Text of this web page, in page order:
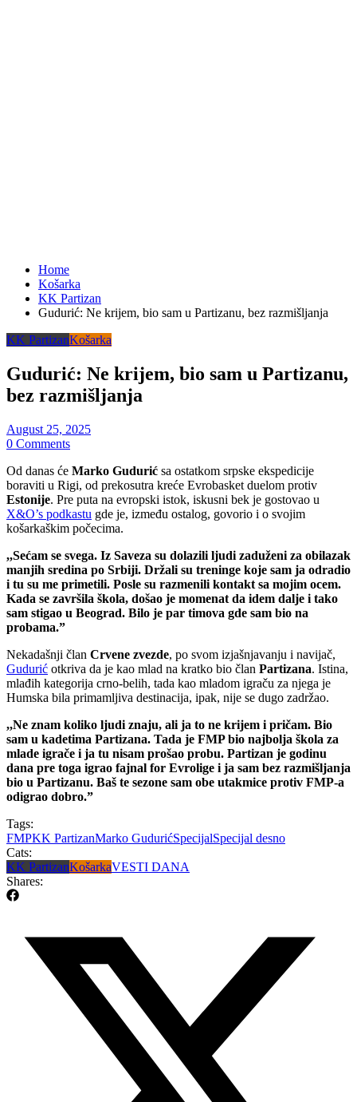
Home
Košarka
KK Partizan
Gudurić: Ne krijem, bio sam u Partizanu, bez razmišljanja
KK PartizanKošarka
Gudurić: Ne krijem, bio sam u Partizanu,
bez razmišljanja
August 25, 2025
0 Comments
Od danas će Marko Gudurić sa ostatkom srpske ekspedicije
boraviti u Rigi, od prekosutra kreće Evrobasket duelom protiv
Estonije. Pre puta na evropski istok, iskusni bek je gostovao u
X&O’s podkastu gde je, između ostalog, govorio i o svojim
košarkaškim počecima.
,,Sećam se svega. Iz Saveza su dolazili ljudi zaduženi za obilazak
manjih sredina po Srbiji. Držali su treninge koje sam ja odradio
i tu su me primetili. Posle su razmenili kontakt sa mojim ocem.
Kada se završila škola, došao je momenat da idem dalje i tako
sam stigao u Beograd. Bilo je par timova gde sam bio na
probama.”
Nekadašnji član Crvene zvezde, po svom izjašnjavanju i navijač,
Gudurić otkriva da je kao mlad na kratko bio član Partizana. Istina,
mlađih kategorija crno-belih, tada kao mladom igraču za njega je
Humska bila primamljiva destinacija, ipak, nije se dugo zadržao.
,,Ne znam koliko ljudi znaju, ali ja to ne krijem i pričam. Bio
sam u kadetima Partizana. Tada je FMP bio najbolja škola za
mlade igrače i ja tu nisam prošao probu. Partizan je godinu
dana pre toga igrao fajnal for Evrolige i ja sam bez razmišljanja
bio u Partizanu. Baš te sezone sam obe utakmice protiv FMP-a
odigrao dobro.”
Tags:
FMPKK PartizanMarko GudurićSpecijalSpecijal desno
Cats:
KK PartizanKošarkaVESTI DANA
Shares: